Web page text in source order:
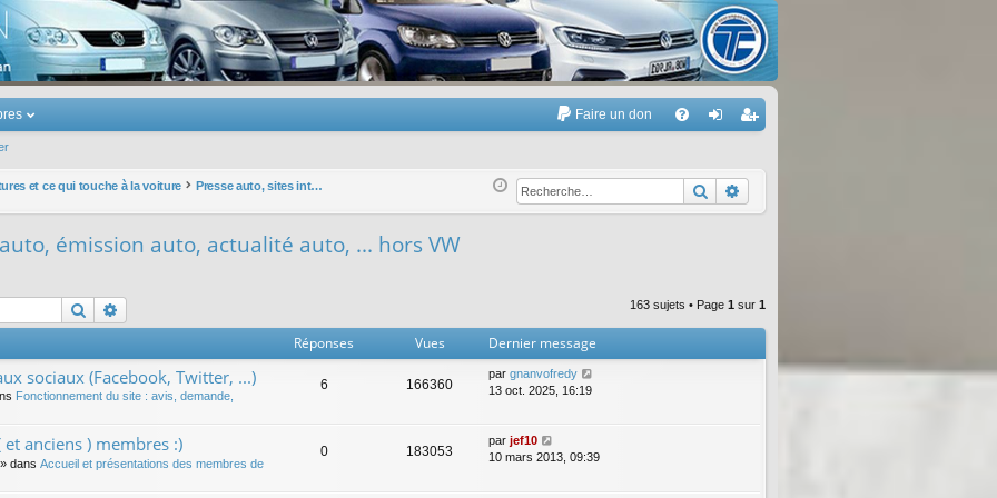
Touran
Faire un don
Q ne
xi
nr
eg
r
et ce qui touche à la voiture Presse auto, sites internet auto, émission auto, actualité auto, ... hors VW Rechercher
émission auto, actualité auto, ... hors VW
Rechercher 163 sujets • Page 1 sur 1
Réponses Vues Dernier message
sociaux (Facebook, Twitter, ...)
Fonctionnement du site : avis, demande,
6 166360
par gnanvofredy
13 oct. 2025, 16:19
anciens ) membres :)
» dans Accueil et présentations des membres de
0 183053
par jef10
10 mars 2013, 09:39